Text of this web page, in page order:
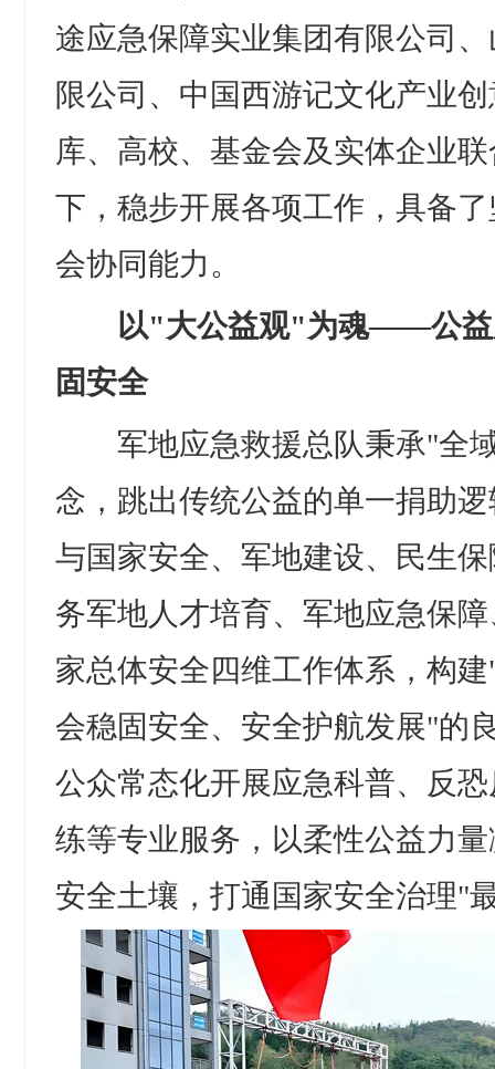
途应急保障实业集团有限公司
限公司、中国西游记文化产业
库、高校、基金会及实体企业
下，稳步开展各项工作，具备
会协同能力。
以"大公益观"为魂——公益
固安全
军地应急救援总队秉承"全
念，跳出传统公益的单一捐助
与国家安全、军地建设、民生
务军地人才培育、军地应急保
家总体安全四维工作体系，构
会稳固安全、安全护航发展"的
公众常态化开展应急科普、反
练等专业服务，以柔性公益力
安全土壤，打通国家安全治理"